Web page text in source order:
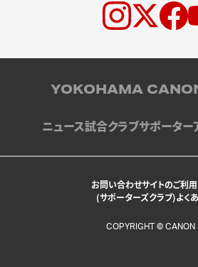
YOKOHAMA
ニュース試合クラブサポーター
お問い合わせサイトのご利
(サポーターズクラブ)よく
COPYRIGHT © CANON